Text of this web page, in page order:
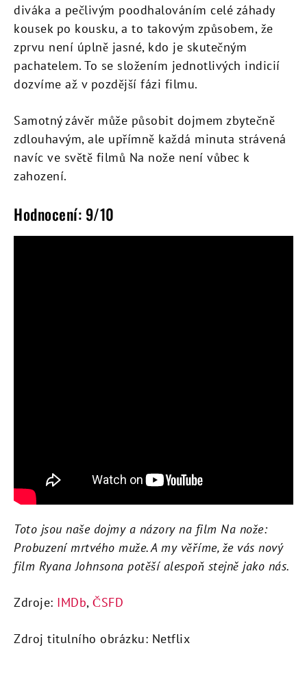
diváka a pečlivým poodhalováním celé záhady
kousek po kousku, a to takovým způsobem, že
zprvu není úplně jasné, kdo je skutečným
pachatelem. To se složením jednotlivých indicií
dozvíme až v pozdější fázi filmu.
Samotný závěr může působit dojmem zbytečně
zdlouhavým, ale upřímně každá minuta strávená
navíc ve světě filmů Na nože není vůbec k
zahození.
Hodnocení: 9/10
Toto jsou naše dojmy a názory na film Na nože:
Probuzení mrtvého muže. A my věříme, že vás nový
film Ryana Johnsona potěší alespoň stejně jako nás.
Zdroje: IMDb, ČSFD
Zdroj titulního obrázku: Netflix